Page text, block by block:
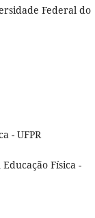
Federal do
- UFPR
Física -